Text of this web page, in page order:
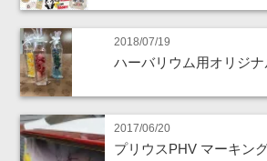
2018/07/19
ハーバリウム用オリジ
2017/06/20
プリウスPHV マーキン